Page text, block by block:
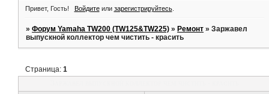
Привет, Гость! Войдитеили зарегистрируйтесь.
»Форум Yamaha TW200 (TW125&TW225) »Ремонт »Заржавел
выпускной коллектор чем чистить - красить
Страница:1